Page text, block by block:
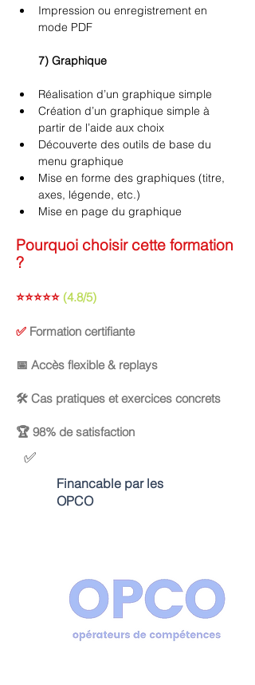
Impression ou enregistrement en
mode PDF
7) Graphique
Réalisation d’un graphique simple
Création d’un graphique simple à
partir de l’aide aux choix
Découverte des outils de base du
menu graphique
Mise en forme des graphiques (titre,
axes, légende, etc.)
Mise en page du graphique
Pourquoi choisir cette formation
?
⭐⭐⭐⭐⭐ (4.8/5)
✅ Formation certifiante
📅 Accès flexible & replays
🛠 Cas pratiques et exercices concrets
🏆 98% de satisfaction
✅
Financable par les
OPCO